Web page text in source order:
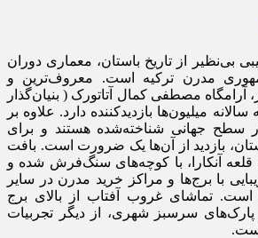
بی‌نظیر از تاریخ باستان، معماری دوران
مدرن ترکیه است. معروف‌ترین و
آرامگاه مصطفی کمال آتاتورک ( بنیان‌گذار
میلیون‌ها بازدیدکننده دارد. علاوه بر
در سطح جهانی شناخته‌شده هستند و برای
بازدید از آن‌ها یک ضرورت است. بافت
آنکارا، با کوچه‌های سنگ‌فرش شده و
با برج‌ها و مراکز خرید مدرن در سایر
است. تماشای غروب آفتاب از بالای برج
پارک‌های سرسبز شهری، از دیگر تجربیات